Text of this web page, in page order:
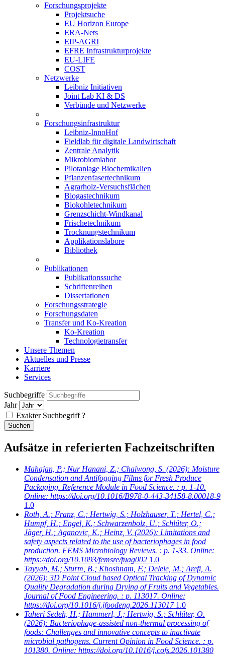
Forschungsprojekte
Projektsuche
EU Horizon Europe
ERA-Nets
EIP-AGRI
EFRE Infrastrukturprojekte
EU-LIFE
COST
Netzwerke
Leibniz Initiativen
Joint Lab KI & DS
Verbünde und Netzwerke
Forschungsinfrastruktur
Leibniz-InnoHof
Fieldlab für digitale Landwirtschaft
Zentrale Analytik
Mikrobiomlabor
Pilotanlage Biochemikalien
Pflanzenfasertechnikum
Agrarholz-Versuchsflächen
Biogastechnikum
Biokohletechnikum
Grenzschicht-Windkanal
Frischetechnikum
Trocknungstechnikum
Applikationslabore
Bibliothek
Publikationen
Publikationssuche
Schriftenreihen
Dissertationen
Forschungsstrategie
Forschungsdaten
Transfer und Ko-Kreation
Ko-Kreation
Technologietransfer
Unsere Themen
Aktuelles und Presse
Karriere
Services
Suchbegriffe
Jahr
Exakter Suchbegriff ?
Aufsätze in referierten Fachzeitschriften
Mahajan, P.; Nur Hanani, Z.; Chaiwong, S. (2026): Moisture
Condensation and Antifogging Films for Fresh Produce
Packaging. Reference Module in Food Science. : p. 1-10.
Online: https://doi.org/10.1016/B978-0-443-34158-8.00018-9
1.0
Roth, A.; Franz, C.; Hertwig, S.; Holzhauser, T.; Hertel, C.;
Humpf, H.; Engel, K.; Schwarzenbolz, U.; Schlüter, O.;
Jäger, H.; Aganovic, K.; Heinz, V. (2026): Limitations and
safety aspects related to the use of bacteriophages in food
production. FEMS Microbiology Reviews. : p. 1-33. Online:
https://doi.org/10.1093/femsre/fuag002 1.0
Tayyab, M.; Sturm, B.; Khoshnam, F.; Delele, M.; Arefi, A.
(2026): 3D Point Cloud based Optical Tracking of Dynamic
Quality Degradation during Drying of Fruits and Vegetables.
Journal of Food Engineering. : p. 113017. Online:
https://doi.org/10.1016/j.jfoodeng.2026.113017 1.0
Taheri Sedeh, H.; Hammerl, J.; Hertwig, S.; Schlüter, O.
(2026): Bacteriophage-assisted non-thermal processing of
foods: Challenges and innovative concepts to inactivate
microbial pathogens. Current Opinion in Food Science. : p.
101380. Online: https://doi.org/10.1016/j.cofs.2026.101380